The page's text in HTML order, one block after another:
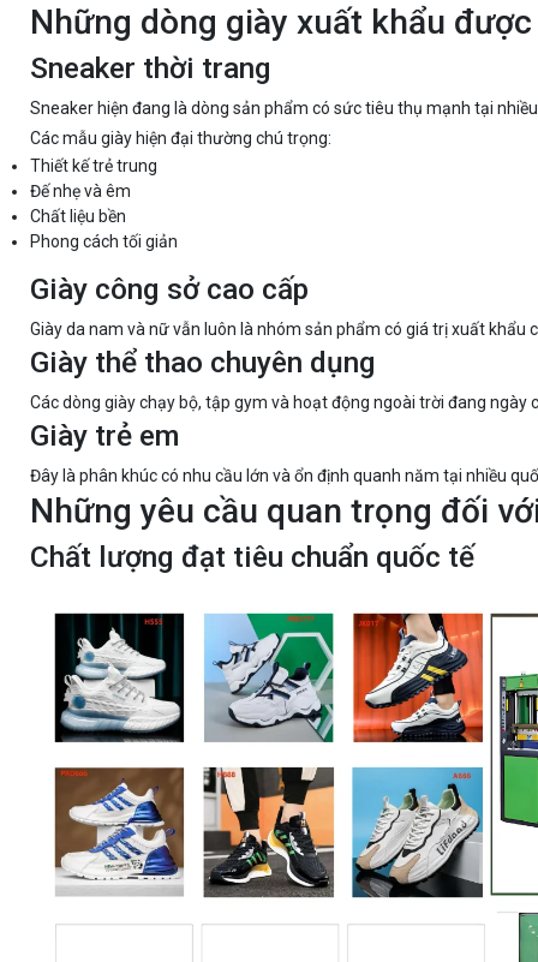
Những dòng giày xuất khẩu
Sneaker thời trang
Sneaker hiện đang là dòng sản phẩm có sức tiêu thụ mạnh tại
Các mẫu giày hiện đại thường chú trọng:
Thiết kế trẻ trung
Đế nhẹ và êm
Chất liệu bền
Phong cách tối giản
Giày công sở cao cấp
Giày da nam và nữ vẫn luôn là nhóm sản phẩm có giá trị xuất khẩu
Giày thể thao chuyên dụng
Các dòng giày chạy bộ, tập gym và hoạt động ngoài trời đang
Giày trẻ em
Đây là phân khúc có nhu cầu lớn và ổn định quanh năm tại nhiều
Những yêu cầu quan trọng đối
Chất lượng đạt tiêu chuẩn quốc tế